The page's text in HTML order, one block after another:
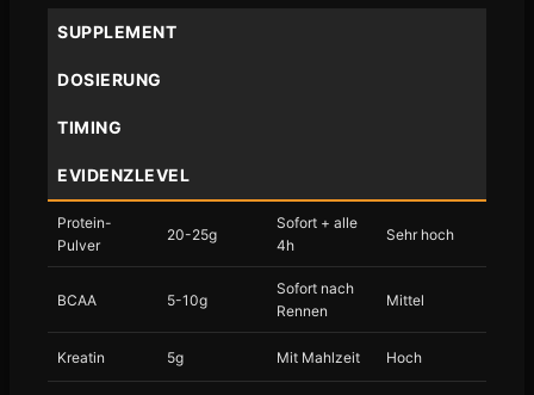
SUPPLEMENT
DOSIERUNG
TIMING
EVIDENZLEVEL
Protein-
Pulver
20-25g
Sofort + alle
4h
Sehr hoch
BCAA 5-10g
Sofort nach
Rennen
Mittel
Kreatin 5g Mit Mahlzeit Hoch